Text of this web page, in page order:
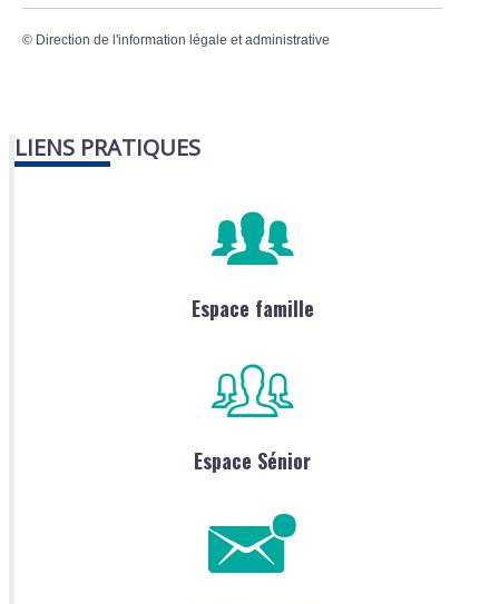
© Direction de l'information légale et administrative
LIENS PRATIQUES
Espace famille
Espace Sénior